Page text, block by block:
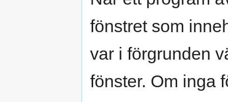
fönstret som
var i förgrunden
fönster. Om inga